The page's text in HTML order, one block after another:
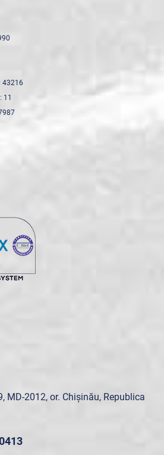
43216
11
MD-2012, or. Chișinău, Republica